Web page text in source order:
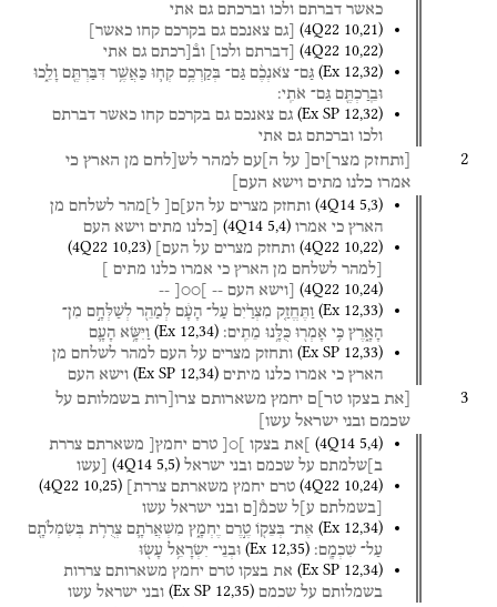
כאשר דברתם ולכו וברכתם גם אתי
(4Q22 10,21) [גם צאנכם גם בקרכם קחו כאשר]
(4Q22 10,22) [דברתם ולכו] וב֯[רכתם גם אתי
(Ex 12,32) גַּם־ צֹאנְכֶ֨ם גַּם־ בְּקַרְכֶ֥ם קְח֛וּ כַּאֲשֶׁ֥ר דִּבַּרְתֶּ֖ם וָלֵ֑כוּ
וּבֵֽרַכְתֶּ֖ם גַּם־ אֹתִֽי׃
(Ex SP 12,32) גם צאנכם גם בקרכם קחו כאשר דברתם
ולכו וברכתם גם אתי
2 [ותחזק מצר]ים[ על ה]עם למהר לש[לחם מן הארץ כי
אמרו כלנו מתים וישא העם]
(4Q14 5,3) ותחזק מצרים על הע]ם[ ל]מהר לשלחם מן
הארץ כי אמרו (4Q14 5,4) [כלנו מתים וישא העם
(4Q22 10,22) ותחזק מצרים על העם] (4Q22 10,23)
[למהר לשלחם מן הארץ כי אמרו כלנו מתים
(4Q22 10,24) [וישא העם --
]○○[
--
(Ex 12,33) וַתֶּחֱזַ֤ק מִצְרַ֙יִם֙ עַל־ הָעָ֔ם לְמַהֵ֖ר לְשַׁלְּחָ֣ם מִן־
הָאָ֑רֶץ כִּ֥י אָמְר֖וּ כֻּלָּ֥נוּ מֵתִֽים׃ (Ex 12,34) וַיִּשָּׂ֥א הָעָ֛ם
(Ex SP 12,33) ותחזק מצרים על העם למהר לשלחם מן
הארץ כי אמרו כלנו מיתים (Ex SP 12,34) וישא העם
3 [את בצקו טר]ם יחמץ משארותם צרו[רות בשמלותם על
שכמם ובני ישראל עשו]
(4Q14 5,4) ]את בצקו ]○[ טרם יחמץ[ משארתם צררת
ב]שלמתם על שכמם ובני ישראל (4Q14 5,5) [עשו
(4Q22 10,24) טרם יחמץ משארתם צררת] (4Q22 10,25)
[בשמלתם ע]ל שכמ֯[ם ובני ישראל עשו
(Ex 12,34) אֶת־ בְּצֵק֖וֹ טֶ֣רֶם יֶחְמָ֑ץ מִשְׁאֲרֹתָ֛ם צְרֻרֹ֥ת בְּשִׂמְלֹתָ֖ם
עַל־ שִׁכְמָֽם׃ (Ex 12,35) וּבְנֵי־ יִשְׂרָאֵ֥ל עָשׂ֖וּ
(Ex SP 12,34) את בצקו טרם יחמץ משארותם צררות
בשמלותם על שכמם (Ex SP 12,35) ובני ישראל עשו